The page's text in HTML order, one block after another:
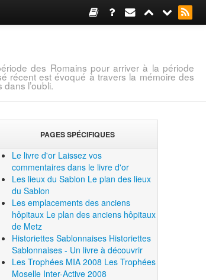
des Romains pour arriver à la période
récent est évoqué à travers la mémoire des
l’oubli.
PAGES SPÉCIFIQUES
Le livre d'or Laissez vos
commentaires dans le livre d'or
Les lieux du Sablon Le plan des lieux
du Sablon
Les emplacements des anciens
hôpitaux Le plan des anciens hôpitaux
de Metz
Historiettes Sablonnaises Historiettes
Sablonnaises - Un livre à découvrir
Les Trophées MIA 2008 Les Trophées
Moselle Inter-Active 2008